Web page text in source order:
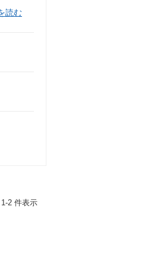
読む
1-2 件表示